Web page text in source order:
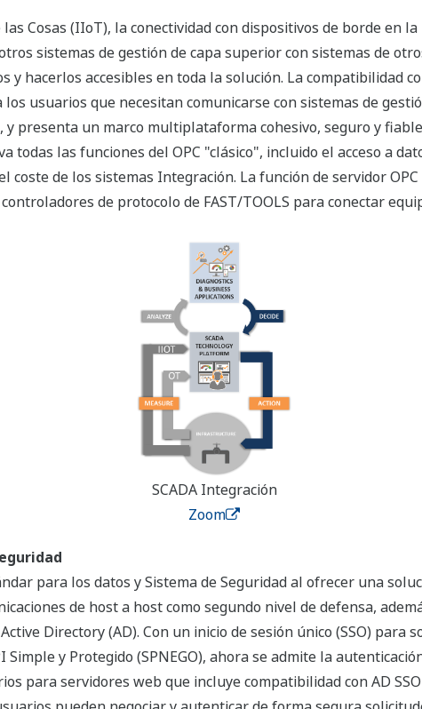
Cosas (IIoT), la conectividad con dispositivos de borde en
otros sistemas de gestión de capa superior con sistemas de
y hacerlos accesibles en toda la solución. La compatibilidad
usuarios que necesitan comunicarse con sistemas de
presenta un marco multiplataforma cohesivo, seguro y
todas las funciones del OPC "clásico", incluido el acceso a
coste de los sistemas Integración. La función de servidor
de protocolo de FAST/TOOLS para conectar
SCADA Integración
Zoom
para los datos y Sistema de Seguridad al ofrecer una
de host a host como segundo nivel de defensa,
Directory (AD). Con un inicio de sesión único (SSO) para
Simple y Protegido (SPNEGO), ahora se admite la
para servidores web que incluye compatibilidad con AD